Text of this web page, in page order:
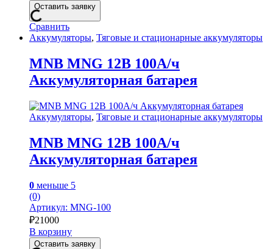
Оставить заявку
Сравнить
Аккумуляторы, Тяговые и стационарные аккумуляторы
MNB MNG 12В 100А/ч
Аккумуляторная батарея
Аккумуляторы, Тяговые и стационарные аккумуляторы
MNB MNG 12В 100А/ч
Аккумуляторная батарея
0 меньше 5
(0)
Артикул: MNG-100
₽21000
В корзину
Оставить заявку